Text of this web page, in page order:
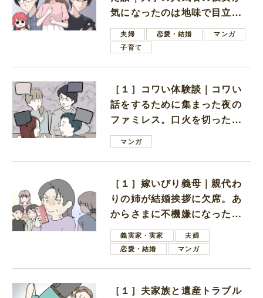
気になったのは地味で目立た
ない男子学生
夫婦 恋愛・結婚
マンガ
子育て
［１］コワい体験談｜コワい
話をするために集まった夜の
ファミレス。口火を切ったの
は電車好きの男の子ママ
マンガ
［１］嫁いびり義母｜親代わ
りの姉が結婚挨拶に欠席。あ
からさまに不機嫌になった義
母義実家・実家
夫婦
恋愛・結婚
マンガ
［１］夫家族と遺産トラブル